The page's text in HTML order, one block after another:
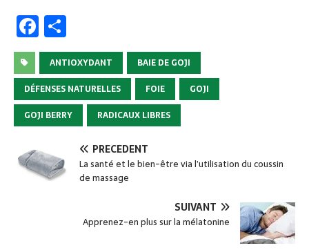
F
a
c
e
b
o
o
k
ar
ta
g
er
ANTIOXYDANT
BAIE DE GOJI
DÉFENSES NATURELLES
FOIE
GOJI
GOJI BERRY
RADICAUX LIBRES
PRÉCÉDENT
La santé et le bien-être via l’utilisation du coussin
de massage
SUIVANT
Apprenez-en plus sur la mélatonine